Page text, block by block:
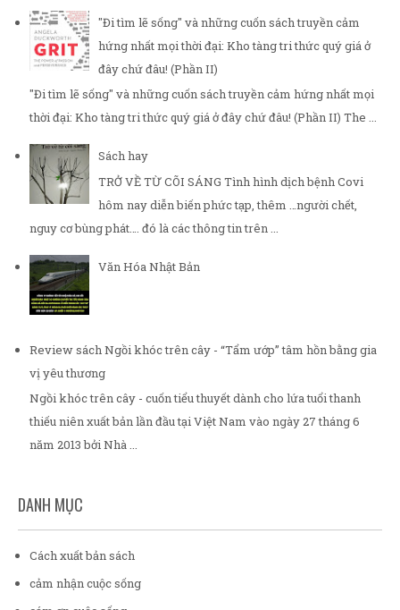
"Đi tìm lẽ sống" và những cuốn sách truyền cảm
hứng nhất mọi thời đại: Kho tàng tri thức quý giá ở
đây chứ đâu! (Phần II)
"Đi tìm lẽ sống" và những cuốn sách truyền cảm hứng nhất mọi
thời đại: Kho tàng tri thức quý giá ở đây chứ đâu! (Phần II) The ...
Sách hay
TRỞ VỀ TỪ CÕI SÁNG Tình hình dịch bệnh Covi
hôm nay diễn biến phức tạp, thêm …người chết,
nguy cơ bùng phát…. đó là các thông tin trên ...
Văn Hóa Nhật Bản
Review sách Ngồi khóc trên cây - “Tẩm ướp” tâm hồn bằng gia
vị yêu thương
Ngồi khóc trên cây - cuốn tiểu thuyết dành cho lứa tuổi thanh
thiếu niên xuất bản lần đầu tại Việt Nam vào ngày 27 tháng 6
năm 2013 bởi Nhà ...
DANH MỤC
Cách xuất bản sách
cảm nhận cuộc sống